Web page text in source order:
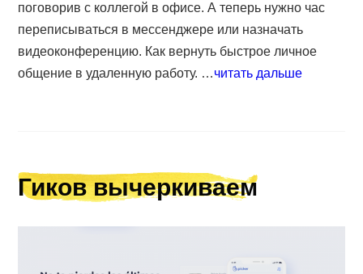
поговорив с коллегой в офисе. А теперь нужно час
переписываться в мессенджере или назначать
видеоконференцию. Как вернуть быстрое личное
общение в удаленную работу. …читать дальше
Гиков вычеркиваем